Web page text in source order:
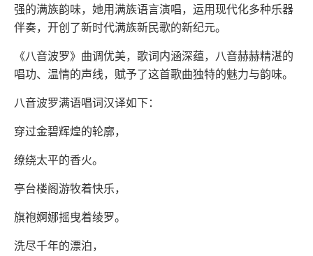
强的满族韵味，她用满族语言演唱，运用现代化多种乐器
伴奏，开创了新时代满族新民歌的新纪元。
《八音波罗》曲调优美，歌词内涵深蕴，八音赫赫精湛的
唱功、温情的声线，赋予了这首歌曲独特的魅力与韵味。
八音波罗满语唱词汉译如下：
穿过金碧辉煌的轮廓，
缭绕太平的香火。
亭台楼阁游牧着快乐，
旗袍婀娜摇曳着绫罗。
洗尽千年的漂泊，